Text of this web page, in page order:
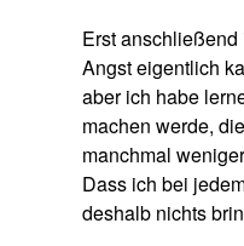
Erst
Angst eigentlich
aber ich habe
machen werde,
manchmal
Dass ich bei
deshalb nichts